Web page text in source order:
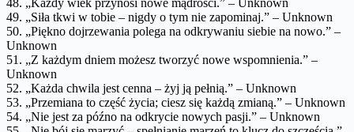
48. „Każdy wiek przynosi nowe mądrości.” – Unknown
49. „Siła tkwi w tobie – nigdy o tym nie zapominaj.” – Unknown
50. „Piękno dojrzewania polega na odkrywaniu siebie na nowo.” –
Unknown
51. „Z każdym dniem możesz tworzyć nowe wspomnienia.” –
Unknown
52. „Każda chwila jest cenna – żyj ją pełnią.” – Unknown
53. „Przemiana to część życia; ciesz się każdą zmianą.” – Unknown
54. „Nie jest za późno na odkrycie nowych pasji.” – Unknown